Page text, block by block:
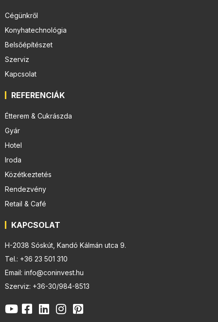
Cégünkről
Konyhatechnológia
Belsőépítészet
Szerviz
Kapcsolat
REFERENCIÁK
Étterem & Cukrászda
Gyár
Hotel
Iroda
Közétkeztetés
Rendezvény
Retail & Café
KAPCSOLAT
H-2038 Sóskút, Kandó Kálmán utca 9.
Tel.: +36 23 501 310
Email: info@coninvest.hu
Szerviz: +36-30/984-8513